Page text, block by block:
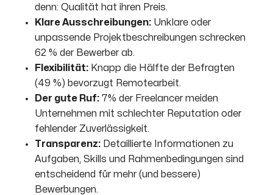
denn: Qualität hat ihren Preis.
Klare Ausschreibungen: Unklare oder
unpassende Projektbeschreibungen schrecken
62 % der Bewerber ab.
Flexibilität: Knapp die Hälfte der Befragten
(49 %) bevorzugt Remotearbeit.
Der gute Ruf: 7% der Freelancer meiden
Unternehmen mit schlechter Reputation oder
fehlender Zuverlässigkeit.
Transparenz: Detaillierte Informationen zu
Aufgaben, Skills und Rahmenbedingungen sind
entscheidend für mehr (und bessere)
Bewerbungen.